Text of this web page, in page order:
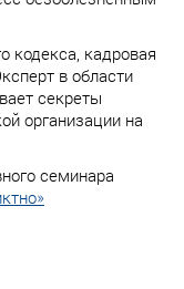
кодекса, кадровая
в области
секреты
организации на
семинара